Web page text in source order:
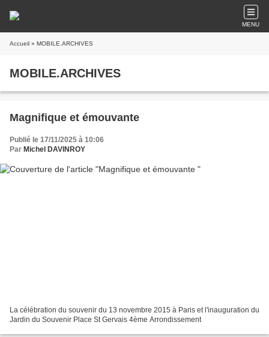
MENU
Accueil » MOBILE.ARCHIVES
MOBILE.ARCHIVES
Magnifique et émouvante
Publié le 17/11/2025 à 10:06
Par Michel DAVINROY
La célébration du souvenir du 13 novembre 2015 à Paris et l'inauguration du
Jardin du Souvenir Place St Gervais 4ème Arrondissement